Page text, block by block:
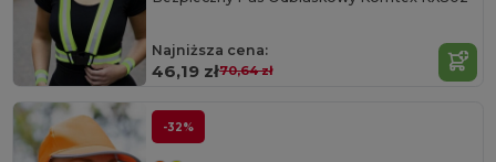
Najniższa cena:
46,19 zł70,64 zł
-32%